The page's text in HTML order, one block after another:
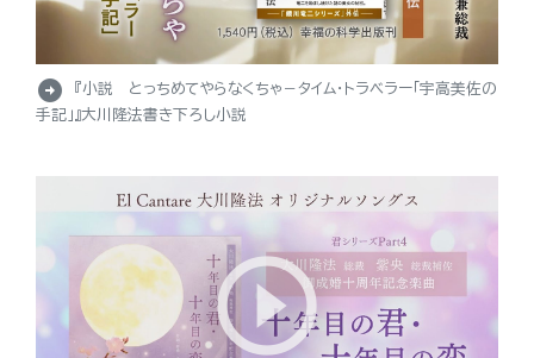
arrow_circle_right
『小説 とっちめてやらなくちゃ－タイム・トラベラー「宇高美佐の
手記」』大川隆法書き下ろし小説